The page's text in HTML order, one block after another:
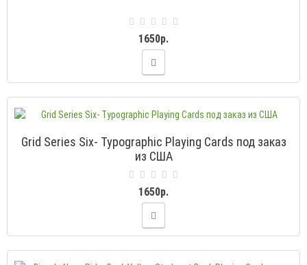
1650р.
Grid Series Six- Typographic Playing Cards под заказ
из США
1650р.